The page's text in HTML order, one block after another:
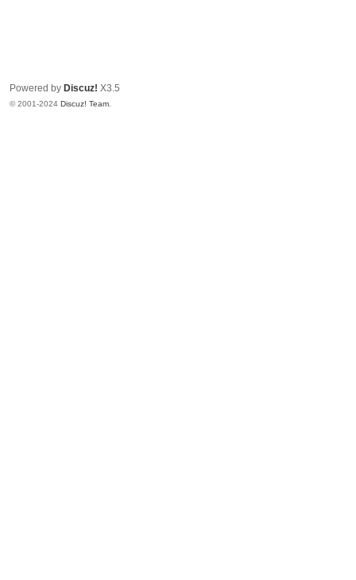
Powered by Discuz! X3.5
© 2001-2024 Discuz! Team